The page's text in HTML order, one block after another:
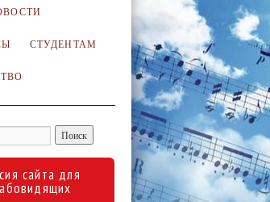
СТУДЕНТАМ
сайта для